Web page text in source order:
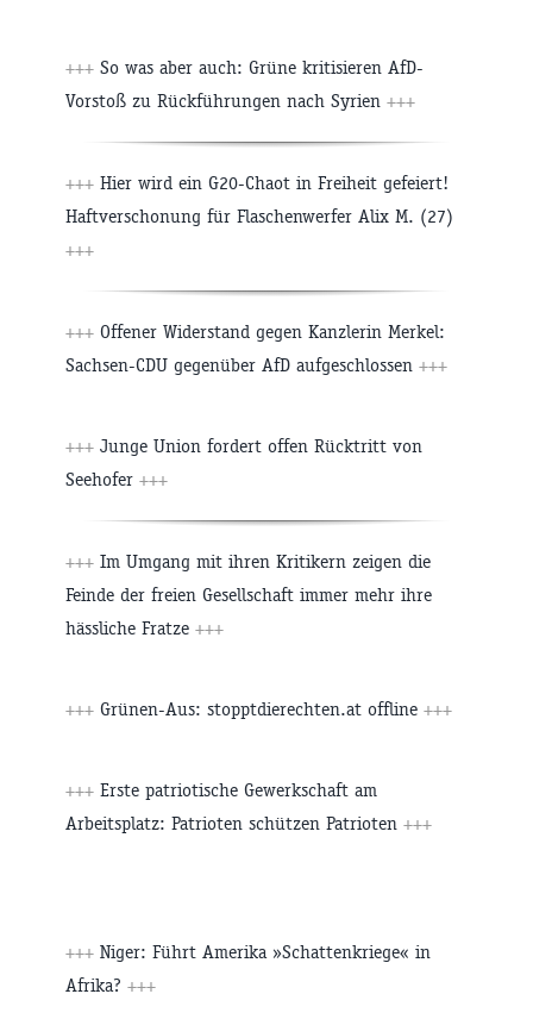
+++ So was aber auch: Grüne kritisieren AfD-
Vorstoß zu Rückführungen nach Syrien +++
+++ Hier wird ein G20-Chaot in Freiheit gefeiert!
Haftverschonung für Flaschenwerfer Alix M. (27)
+++
+++ Offener Widerstand gegen Kanzlerin Merkel:
Sachsen-CDU gegenüber AfD aufgeschlossen +++
+++ Junge Union fordert offen Rücktritt von
Seehofer +++
+++ Im Umgang mit ihren Kritikern zeigen die
Feinde der freien Gesellschaft immer mehr ihre
hässliche Fratze +++
+++ Grünen-Aus: stopptdierechten.at offline +++
+++ Erste patriotische Gewerkschaft am
Arbeitsplatz: Patrioten schützen Patrioten +++
+++ Niger: Führt Amerika »Schattenkriege« in
Afrika? +++